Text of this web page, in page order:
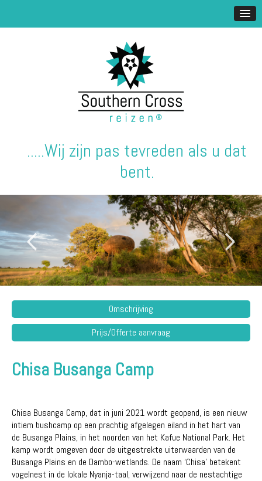
.....Wij zijn pas tevreden als u dat
bent.
Omschrijving
Prijs/Offerte aanvraag
Chisa Busanga Camp
Chisa Busanga Camp, dat in juni 2021 wordt geopend, is een nieuw
intiem bushcamp op een prachtig afgelegen eiland in het hart van
de Busanga Plains, in het noorden van het Kafue National Park. Het
kamp wordt omgeven door de uitgestrekte uiterwaarden van de
Busanga Plains en de Dambo-wetlands. De naam ‘Chisa’ betekent
vogelnest in de lokale Nyanja-taal, verwijzend naar de nestachtige